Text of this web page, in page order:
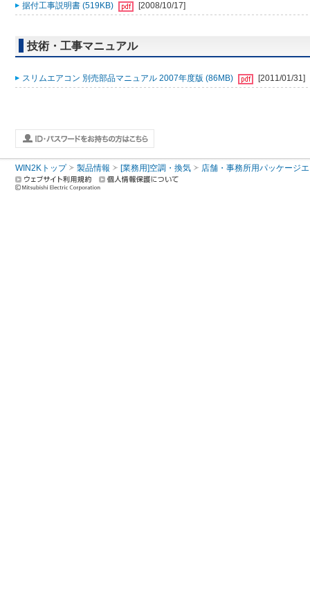
据付工事説明書 (519KB) [2008/10/17]
技術・工事マニュアル
スリムエアコン 別売部品マニュアル 2007年度版 (86MB) [2011/01/31]
WIN2Kトップ 製品情報 [業務用]空調・換気 店舗・事務所用パッケージ